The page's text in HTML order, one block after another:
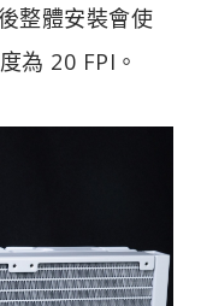
整體安裝會使
為 20 FPI。